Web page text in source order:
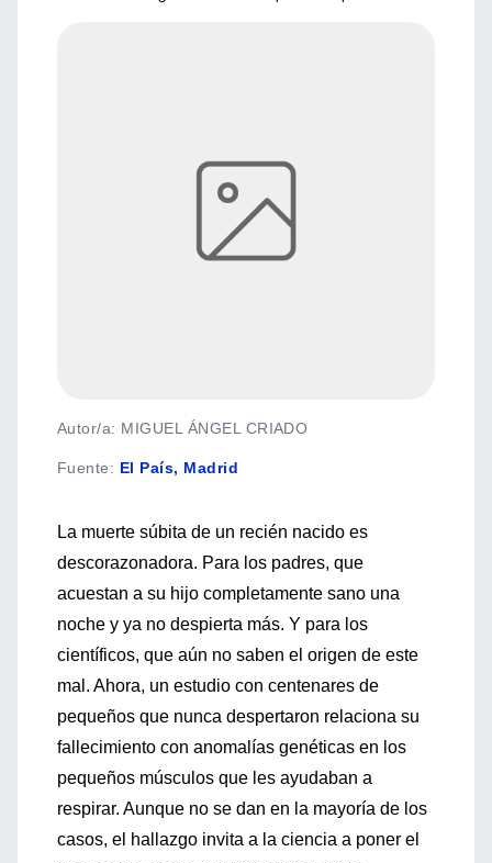
Autor/a: MIGUEL ÁNGEL CRIADO
Fuente: El País, Madrid
La muerte súbita de un recién nacido es
descorazonadora. Para los padres, que
acuestan a su hijo completamente sano una
noche y ya no despierta más. Y para los
científicos, que aún no saben el origen de este
mal. Ahora, un estudio con centenares de
pequeños que nunca despertaron relaciona su
fallecimiento con anomalías genéticas en los
pequeños músculos que les ayudaban a
respirar. Aunque no se dan en la mayoría de los
casos, el hallazgo invita a la ciencia a poner el